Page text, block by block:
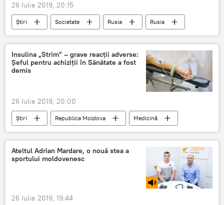
26 Iulie 2019, 20:15
Știri Societate Rusia
Rusia
Ucraina
petrolier solicitare
Insulina „Strim” – grave reacții adverse:
Șeful pentru achiziții în Sănătate a fost
demis
26 Iulie 2019, 20:00
Știri Republica Moldova
Medicină
Societate
reacții adverse Sănătate
Ateltul Adrian Mardare, o nouă stea a
sportului moldovenesc
26 Iulie 2019, 19:44